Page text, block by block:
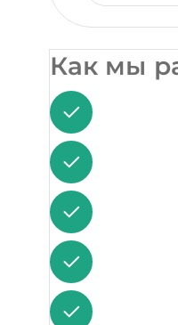
Как мы